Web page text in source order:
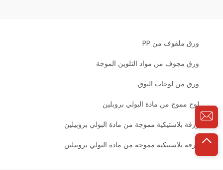
ورق ملفوف من PP
ورق مجوف من مواد التلوين الموجة
ورق من لوحات البوق
لوح مموج من مادة البولي بروبلين
ورقة بلاستيكية مموجة من مادة البولي بروبيلين
ورقة بلاستيكية مموجة من مادة البولي بروبيلين